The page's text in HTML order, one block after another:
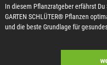
In diesem Pflanzratgeber erfährst
GARTEN SCHLÜTER® Pflanzen
und die beste Grundlage für